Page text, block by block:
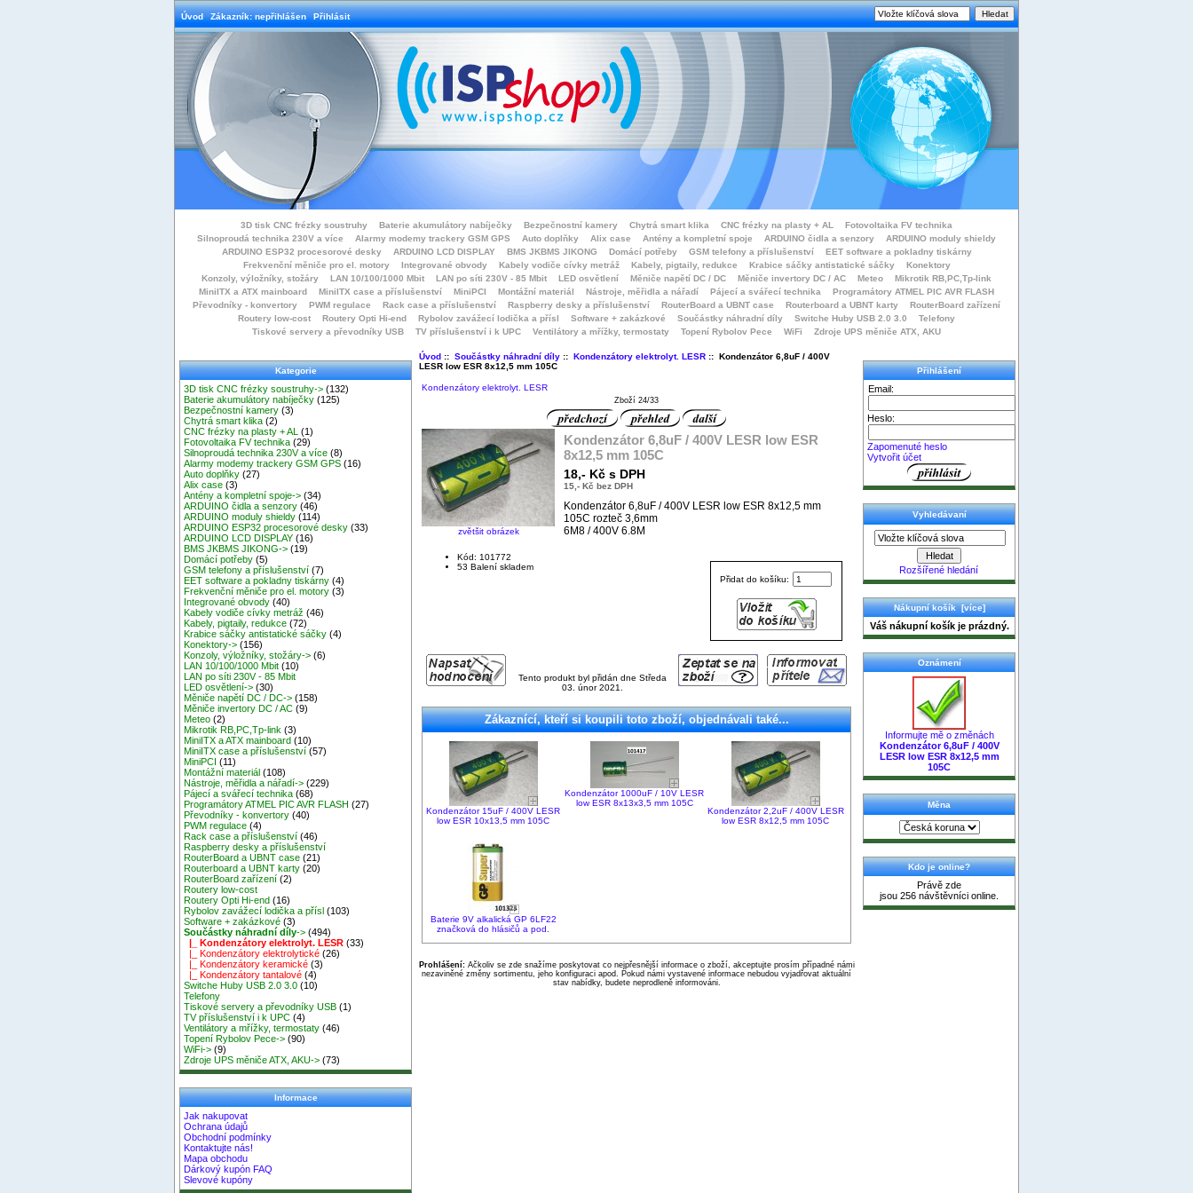
Úvod Zákazník: nepřihlášen Přihlásit
3D tisk CNC frézky soustruhy Baterie akumulátory nabíječky Bezpečnostní kamery Chytrá smart klika CNC frézky na plasty + AL
Fotovoltaika FV technika
Silnoproudá technika 230V a více
Alarmy modemy trackery GSM GPS Auto doplňky Alix case Antény a kompletní spoje ARDUINO čidla a senzory
ARDUINO moduly shieldy
ARDUINO ESP32 procesorové desky
ARDUINO LCD DISPLAY BMS JKBMS JIKONG Domácí potřeby GSM telefony a příslušenství
EET software a pokladny tiskárny
Frekvenční měniče pro el. motory
Integrované obvody Kabely vodiče cívky metráž Kabely, pigtaily, redukce Krabice sáčky antistatické sáčky
Konektory
Konzoly, výložníky, stožáry
LAN 10/100/1000 Mbit LAN po síti 230V - 85 Mbit LED osvětlení Měniče napětí DC / DC Měniče invertory DC / AC Meteo
Mikrotik RB,PC,Tp-link
MiniITX a ATX mainboard
MiniITX case a příslušenství MiniPCI Montážní materiál Nástroje, měřidla a nářadí Pájecí a svářecí technika
Programátory ATMEL PIC AVR FLASH
Převodníky - konvertory
PWM regulace Rack case a příslušenství Raspberry desky a příslušenství RouterBoard a UBNT case Routerboard a UBNT karty
RouterBoard zařízení
Routery low-cost
Routery Opti Hi-end Rybolov zavážecí lodička a přísl Software + zakázkové Součástky náhradní díly Switche Huby USB 2.0 3.0
Telefony
Tiskové servery a převodníky USB
TV příslušenství i k UPC Ventilátory a mřížky, termostaty Topení Rybolov Pece WiFi Zdroje UPS měniče ATX, AKU
Kategorie
3D tisk CNC frézky soustruhy-> (132)
Baterie akumulátory nabíječky (125)
Bezpečnostní kamery (3)
Chytrá smart klika (2)
CNC frézky na plasty + AL
(1)
Fotovoltaika FV technika (29)
Silnoproudá technika 230V a více (8)
Alarmy modemy trackery GSM GPS (16)
Auto doplňky (27)
Alix case (3)
Antény a kompletní spoje-> (34)
ARDUINO čidla a senzory (46)
ARDUINO moduly shieldy (114)
ARDUINO ESP32 procesorové desky (33)
ARDUINO LCD DISPLAY (16)
BMS JKBMS JIKONG-> (19)
Domácí potřeby (5)
GSM telefony a příslušenství (7)
EET software a pokladny tiskárny (4)
Frekvenční měniče pro el. motory (3)
Integrované obvody (40)
Kabely vodiče cívky metráž (46)
Kabely, pigtaily, redukce (72)
Krabice sáčky antistatické sáčky (4)
Konektory-> (156)
Konzoly, výložníky, stožáry-> (6)
LAN 10/100/1000 Mbit (10)
LAN po síti 230V - 85 Mbit
LED osvětlení-> (30)
Měniče napětí DC / DC-> (158)
Měniče invertory DC / AC (9)
Meteo (2)
Mikrotik RB,PC,Tp-link (3)
MiniITX a ATX mainboard (10)
MiniITX case a příslušenství (57)
MiniPCI (11)
Montážní materiál (108)
Nástroje, měřidla a nářadí-> (229)
Pájecí a svářecí technika (68)
Programátory ATMEL PIC AVR FLASH (27)
Převodníky - konvertory (40)
PWM regulace (4)
Rack case a příslušenství (46)
Raspberry desky a příslušenství
RouterBoard a UBNT case (21)
Routerboard a UBNT karty (20)
RouterBoard zařízení (2)
Routery low-cost
Routery Opti Hi-end (16)
Rybolov zavážecí lodička a přísl (103)
Software + zakázkové (3)
Součástky náhradní díly-> (494)
|_ Kondenzátory elektrolyt. LESR (33)
|_ Kondenzátory elektrolytické (26)
|_ Kondenzátory keramické (3)
|_ Kondenzátory tantalové (4)
Switche Huby USB 2.0 3.0 (10)
Telefony
Tiskové servery a převodníky USB (1)
TV příslušenství i k UPC (4)
Ventilátory a mřížky, termostaty (46)
Topení Rybolov Pece-> (90)
WiFi-> (9)
Zdroje UPS měniče ATX, AKU-> (73)
Informace
Jak nakupovat
Ochrana údajů
Obchodní podmínky
Kontaktujte nás!
Mapa obchodu
Dárkový kupón FAQ
Slevové kupóny
Úvod:: Součástky náhradní díly:: Kondenzátory elektrolyt. LESR:: Kondenzátor 6,8uF / 400V
LESR low ESR 8x12,5 mm 105C
Kondenzátory elektrolyt. LESR
Zboží 24/33
zvětšit obrázek
Kondenzátor 6,8uF / 400V LESR low ESR
8x12,5 mm 105C
18,- Kč s DPH
15,- Kč bez DPH
Kondenzátor 6,8uF / 400V LESR low ESR 8x12,5 mm
105C rozteč 3,6mm
6M8 / 400V 6.8M
Přidat do košíku:
Kód: 101772
53 Balení skladem
Tento produkt byl přidán dne Středa
03. únor 2021.
Zákaznící, kteří si koupili toto zboží, objednávali také...
Kondenzátor 15uF / 400V LESR
low ESR 10x13,5 mm 105C
Kondenzátor 1000uF / 10V LESR
low ESR 8x13x3,5 mm 105C
Kondenzátor 2,2uF / 400V LESR
low ESR 8x12,5 mm 105C
Baterie 9V alkalická GP 6LF22
značková do hlásičů a pod.
Prohlášení:Ačkoliv se zde snažíme poskytovat co nejpřesnější informace o zboží, akceptujte prosím případné námi
nezaviněné změny sortimentu, jeho konfiguraci apod. Pokud námi vystavené informace nebudou vyjadřovat aktuální
stav nabídky, budete neprodleně informováni.
Přihlášení
Email:
Heslo:
Zapomenuté heslo
Vytvořit účet
Vyhledávaní
Rozšířené hledání
Nákupní košík [více]
Váš nákupní košík je prázdný.
Oznámení
Informujte mě o změnách
Kondenzátor 6,8uF / 400V
LESR low ESR 8x12,5 mm
105C
Měna
Kdo je online?
Právě zde
jsou 256 návštěvníci online.